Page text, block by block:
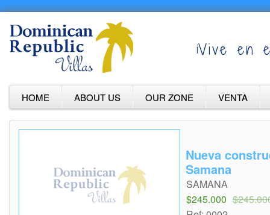
¡Vive en
HOME ABOUT US OUR ZONE VENTA
Nueva
Samana
SAMANA
$245.000